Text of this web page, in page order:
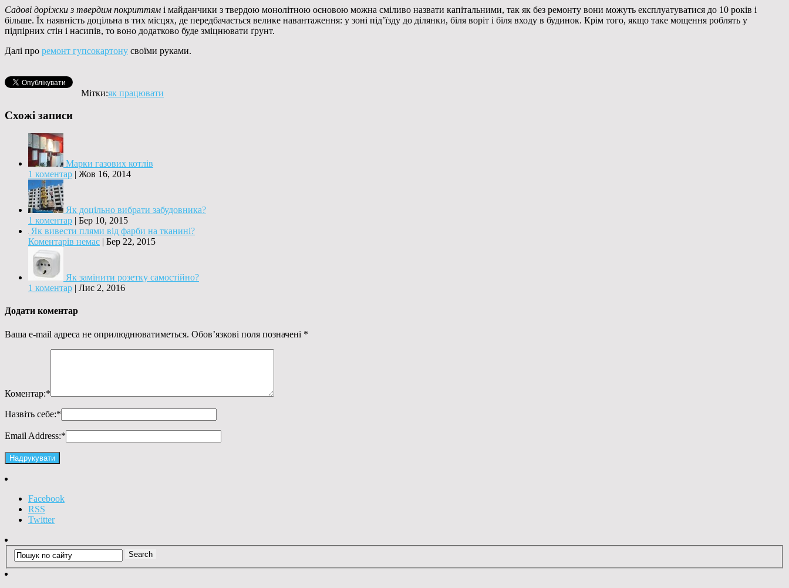
Садові доріжки з твердим покриттям і майданчики з твердою монолітною основою можна сміливо назвати капітальними, так як без ремонту вони можуть експлуатуватися до 10 років і
більше. Їх наявність доцільна в тих місцях, де передбачається велике навантаження: у зоні під’їзду до ділянки, біля воріт і біля входу в будинок. Крім того, якщо таке мощення роблять у
підпірних стін і насипів, то воно додатково буде зміцнювати ґрунт.
Далі про ремонт гупсокартону своїми руками.
Мітки:як працювати
Схожі записи
Марки газових котлів
1 коментар | Жов 16, 2014
Як доцільно вибрати забудовника?
1 коментар | Бер 10, 2015
Як вивести плями від фарби на тканині?
Коментарів немає | Бер 22, 2015
Як замінити розетку самостійно?
1 коментар | Лис 2, 2016
Додати коментар
Ваша e-mail адреса не оприлюднюватиметься. Обов’язкові поля позначені *
Коментар:*
Назвіть себе:*
Email Address:*
Facebook
RSS
Twitter